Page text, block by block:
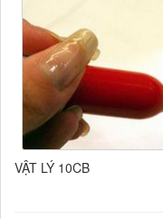
VẬT LÝ 10CB